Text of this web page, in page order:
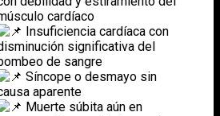
cardíaco
Insuficiencia cardíaca con
significativa del
de sangre
Síncope o desmayo sin
aparente
Muerte súbita aún en